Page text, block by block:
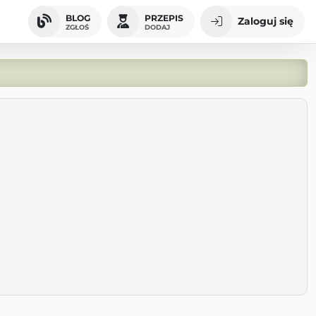
BLOG
ZGŁOŚ
PRZEPIS
DODAJ Zaloguj się